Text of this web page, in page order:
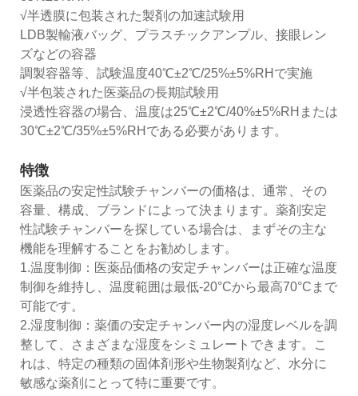
√半透膜に包装された製剤の加速試験用
LDB製輸液バッグ、プラスチックアンプル、接眼レン
ズなどの容器
調製容器等、試験温度40℃±2℃/25%±5%RHで実施
√半包装された医薬品の長期試験用
浸透性容器の場合、温度は25℃±2℃/40%±5%RHまたは
30℃±2℃/35%±5%RHである必要があります。
特徴
医薬品の安定性試験チャンバーの価格は、通常、その
容量、構成、ブランドによって決まります。薬剤安定
性試験チャンバーを探している場合は、まずその主な
機能を理解することをお勧めします。
1.温度制御：医薬品価格の安定チャンバーは正確な温度
制御を維持し、温度範囲は最低-20°Cから最高70°Cまで
可能です。
2.湿度制御：薬価の安定チャンバー内の湿度レベルを調
整して、さまざまな湿度をシミュレートできます。こ
れは、特定の種類の固体剤形や生物製剤など、水分に
敏感な薬剤にとって特に重要です。